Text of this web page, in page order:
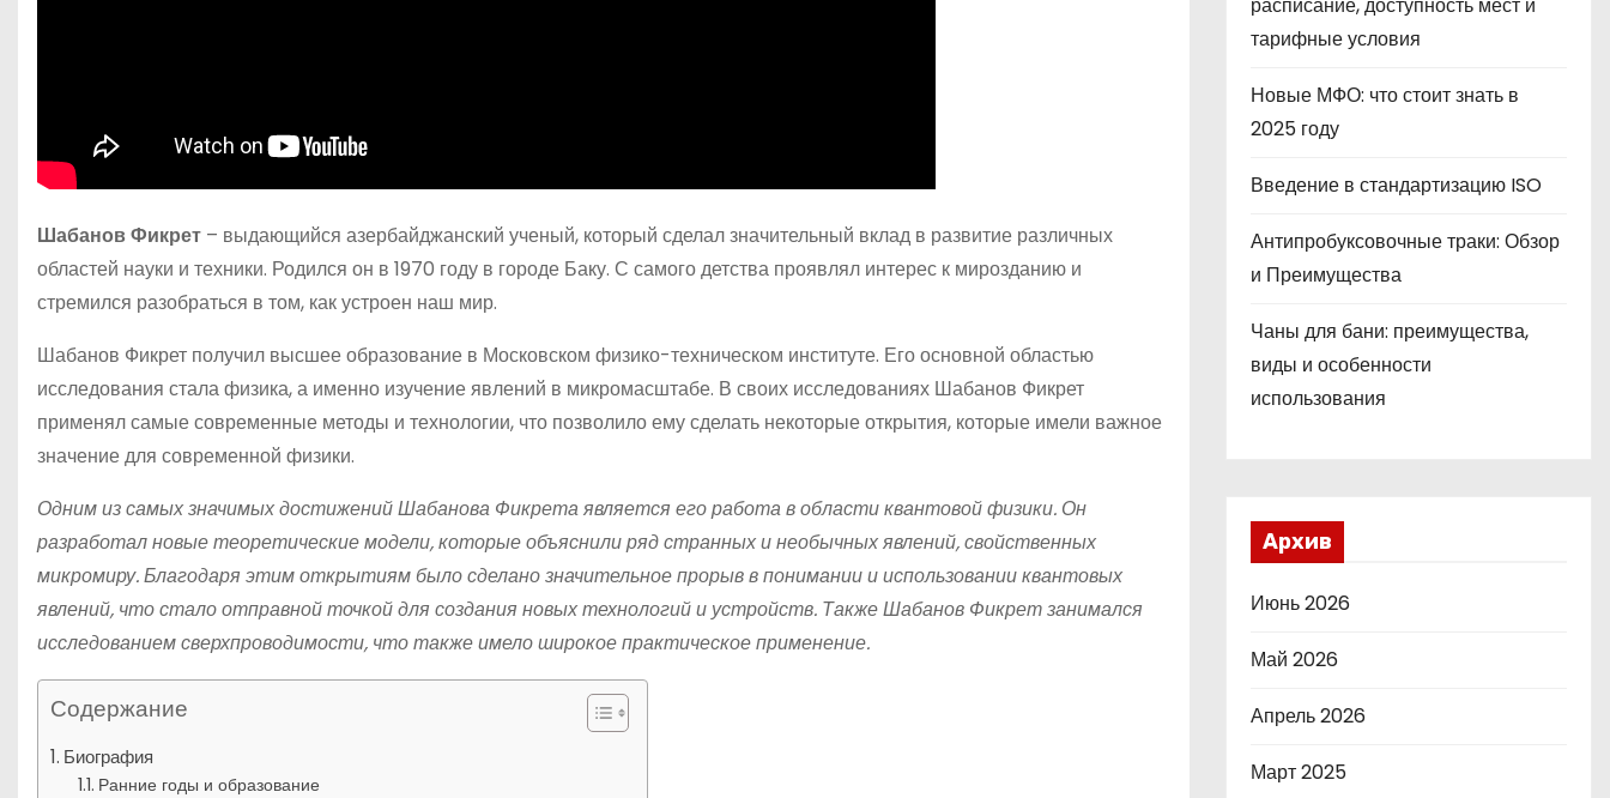
Шабанов Фикрет – выдающийся азербайджанский ученый, который сделал значительный вклад в развитие различных
областей науки и техники. Родился он в 1970 году в городе Баку. С самого детства проявлял интерес к мирозданию и
стремился разобраться в том, как устроен наш мир.
Шабанов Фикрет получил высшее образование в Московском физико-техническом институте. Его основной областью
исследования стала физика, а именно изучение явлений в микромасштабе. В своих исследованиях Шабанов Фикрет
применял самые современные методы и технологии, что позволило ему сделать некоторые открытия, которые имели важное
значение для современной физики.
Одним из самых значимых достижений Шабанова Фикрета является его работа в области квантовой физики. Он
разработал новые теоретические модели, которые объяснили ряд странных и необычных явлений, свойственных
микромиру. Благодаря этим открытиям было сделано значительное прорыв в понимании и использовании квантовых
явлений, что стало отправной точкой для создания новых технологий и устройств. Также Шабанов Фикрет занимался
исследованием сверхпроводимости, что также имело широкое практическое применение.
Содержание
Биография
Ранние годы и образование
тарифные условия
Новые МФО: что стоит знать в
2025 году
Введение в стандартизацию ISO
Антипробуксовочные траки: Обзор
и Преимущества
Чаны для бани: преимущества,
виды и особенности
использования
Архив
Июнь 2026
Май 2026
Апрель 2026
Март 2025